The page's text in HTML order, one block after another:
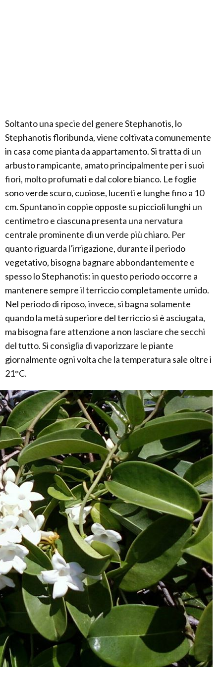
Soltanto una specie del genere Stephanotis, lo
Stephanotis floribunda, viene coltivata comunemente
in casa come pianta da appartamento. Si tratta di un
arbusto rampicante, amato principalmente per i suoi
fiori, molto profumati e dal colore bianco. Le foglie
sono verde scuro, cuoiose, lucenti e lunghe fino a 10
cm. Spuntano in coppie opposte su piccioli lunghi un
centimetro e ciascuna presenta una nervatura
centrale prominente di un verde più chiaro. Per
quanto riguarda l'irrigazione, durante il periodo
vegetativo, bisogna bagnare abbondantemente e
spesso lo Stephanotis: in questo periodo occorre a
mantenere sempre il terriccio completamente umido.
Nel periodo di riposo, invece, si bagna solamente
quando la metà superiore del terriccio si è asciugata,
ma bisogna fare attenzione a non lasciare che secchi
del tutto. Si consiglia di vaporizzare le piante
giornalmente ogni volta che la temperatura sale oltre i
21°C.